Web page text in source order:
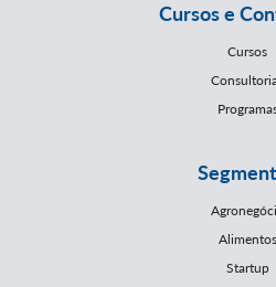
Cursos e
Cursos
Alimentos
Startup